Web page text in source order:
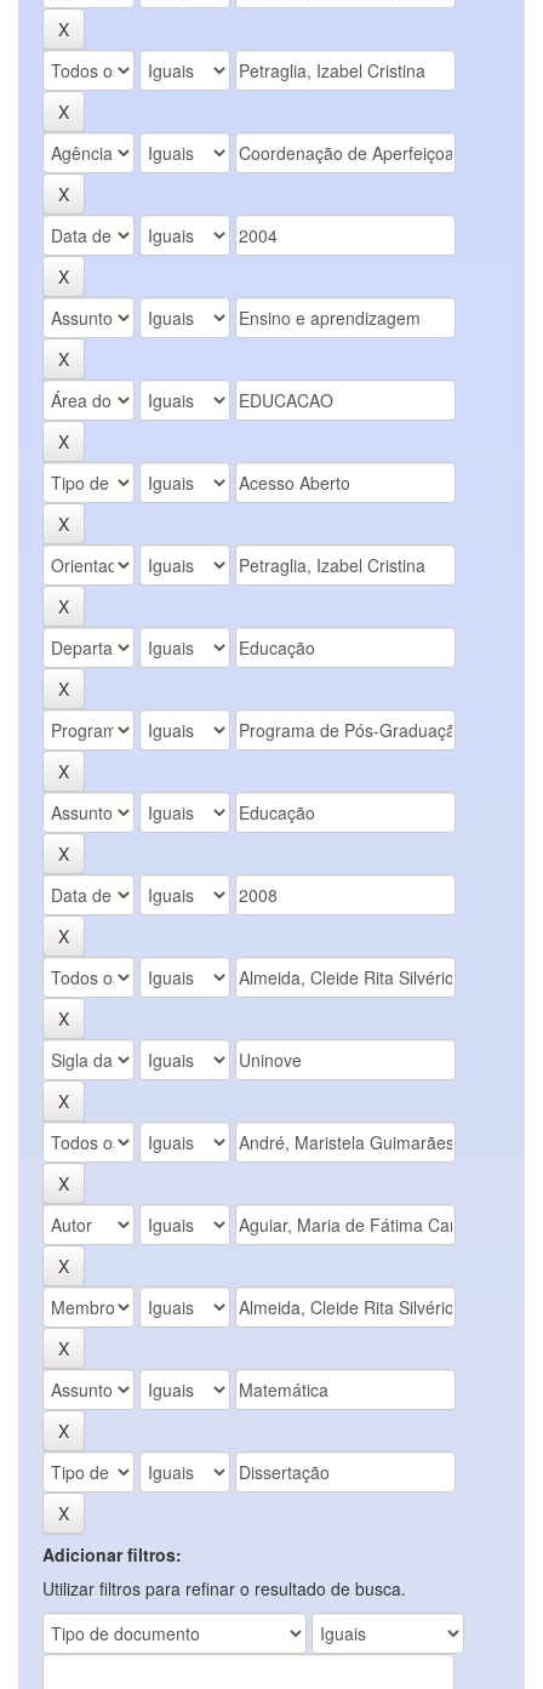
Adicionar filtros:
Utilizar filtros para refinar o resultado de busca.